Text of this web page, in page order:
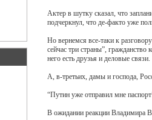
Актер в шутку сказал, что
подчеркнул, что де-факто уже
Но вернемся все-таки к
сейчас три страны”,
него есть друзья и деловые связи.
А, в-третьих, дамы и господа,
“Путин уже отправил мне
В ожидании реакции Владимира